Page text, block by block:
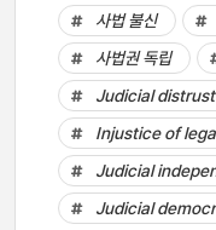
사법 불신
사법권 독립
Judicial distrust
Injustice of
Judicial
Judicial